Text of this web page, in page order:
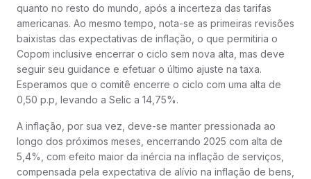
quanto no resto do mundo, após a incerteza das tarifas
americanas. Ao mesmo tempo, nota-se as primeiras revisões
baixistas das expectativas de inflação, o que permitiria o
Copom inclusive encerrar o ciclo sem nova alta, mas deve
seguir seu guidance e efetuar o último ajuste na taxa.
Esperamos que o comitê encerre o ciclo com uma alta de
0,50 p.p, levando a Selic a 14,75%.
A inflação, por sua vez, deve-se manter pressionada ao
longo dos próximos meses, encerrando 2025 com alta de
5,4%, com efeito maior da inércia na inflação de serviços,
compensada pela expectativa de alívio na inflação de bens,